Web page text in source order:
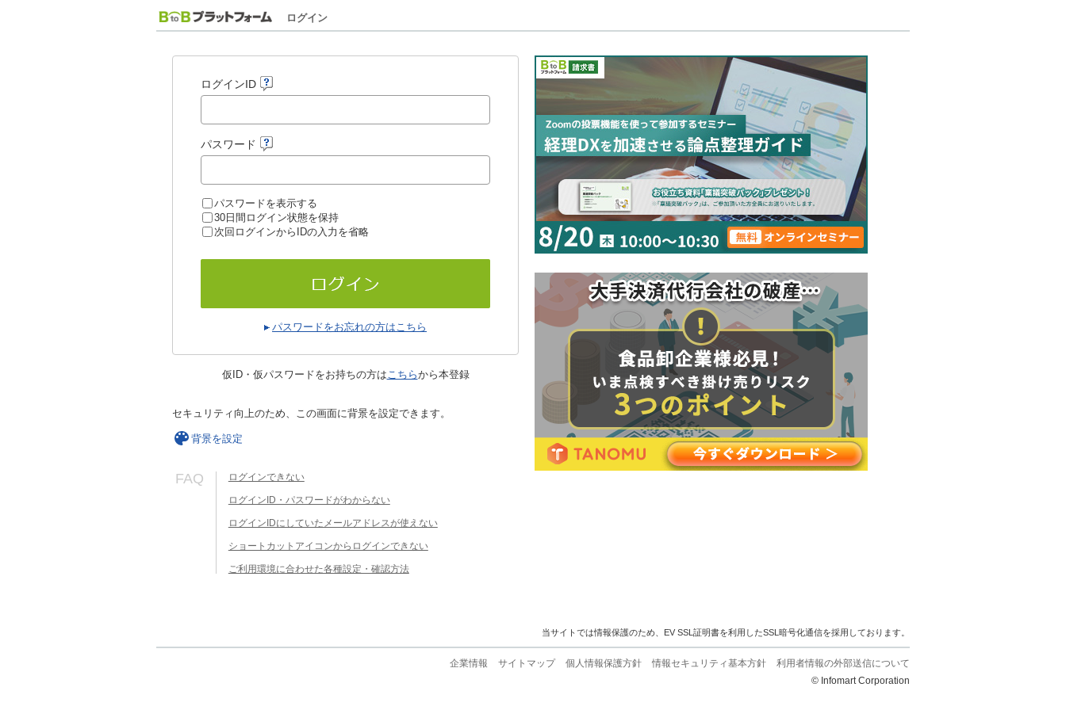
ログイン
ログインID
パスワード
パスワードを表示する
30日間ログイン状態を保持
次回ログインからIDの入力を省略
パスワードをお忘れの方はこちら
仮ID・仮パスワードをお持ちの方はこちらから本登録
セキュリティ向上のため、この画面に背景を設定できます。
背景を設定
FAQ ログインできない
ログインID・パスワードがわからない
ログインIDにしていたメールアドレスが使えない
ショートカットアイコンからログインできない
ご利用環境に合わせた各種設定・確認方法
当サイトでは情報保護のため、EV SSL証明書を利用したSSL暗号化通信を採用しております。
企業情報 サイトマップ 個人情報保護方針 情報セキュリティ基本方針
利用者情報の外部送信について
© Infomart Corporation